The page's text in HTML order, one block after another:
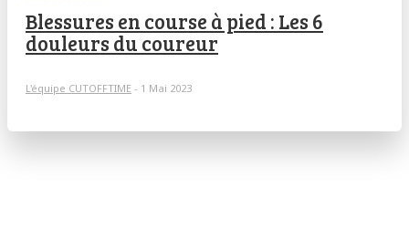
Blessures en course à pied : Les 6
douleurs du coureur
L'équipe CUTOFFTIME - 1 Mai 2023